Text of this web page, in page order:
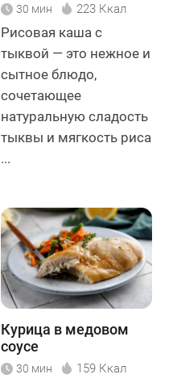
30 мин 223 Ккал
Рисовая каша с
тыквой — это нежное и
сытное блюдо,
сочетающее
натуральную сладость
тыквы и мягкость риса
...
Курица в медовом
соусе
30 мин 159 Ккал